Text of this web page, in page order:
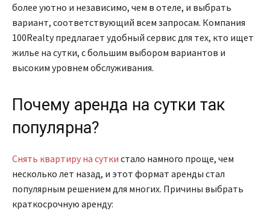
более уютно и независимо, чем в отеле, и выбрать
вариант, соответствующий всем запросам. Компания
100Realty предлагает удобный сервис для тех, кто ищет
жилье на сутки, с большим выбором вариантов и
высоким уровнем обслуживания.
Почему аренда на сутки так
популярна?
Снять квартиру на сутки стало намного проще, чем
несколько лет назад, и этот формат аренды стал
популярным решением для многих. Причины выбрать
краткосрочную аренду: